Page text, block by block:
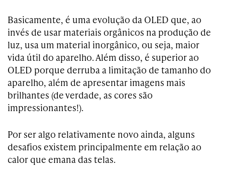
Basicamente, é uma evolução da OLED que, ao
invés de usar materiais orgânicos na produção de
luz, usa um material inorgânico, ou seja, maior
vida útil do aparelho. Além disso, é superior ao
OLED porque derruba a limitação de tamanho do
aparelho, além de apresentar imagens mais
brilhantes (de verdade, as cores são
impressionantes!).
Por ser algo relativamente novo ainda, alguns
desafios existem principalmente em relação ao
calor que emana das telas.